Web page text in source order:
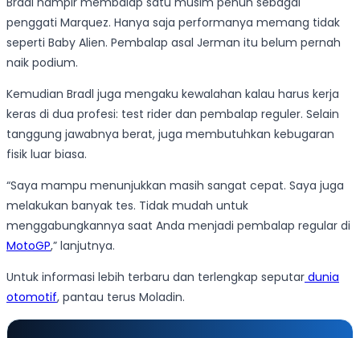
penggati Marquez. Hanya saja performanya memang tidak
seperti Baby Alien. Pembalap asal Jerman itu belum pernah
naik podium.
Kemudian Bradl juga mengaku kewalahan kalau harus kerja
keras di dua profesi: test rider dan pembalap reguler. Selain
tanggung jawabnya berat, juga membutuhkan kebugaran
fisik luar biasa.
“Saya mampu menunjukkan masih sangat cepat. Saya juga
melakukan banyak tes. Tidak mudah untuk
menggabungkannya saat Anda menjadi pembalap regular di
MotoGP,” lanjutnya.
Untuk informasi lebih terbaru dan terlengkap seputar dunia
otomotif, pantau terus Moladin.